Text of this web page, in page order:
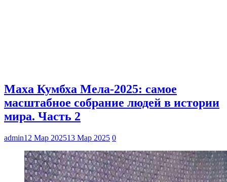
Маха Кумбха Мела-2025: самое
масштабное собрание людей в истории
мира. Часть 2
admin12 Мар 202513 Мар 2025 0